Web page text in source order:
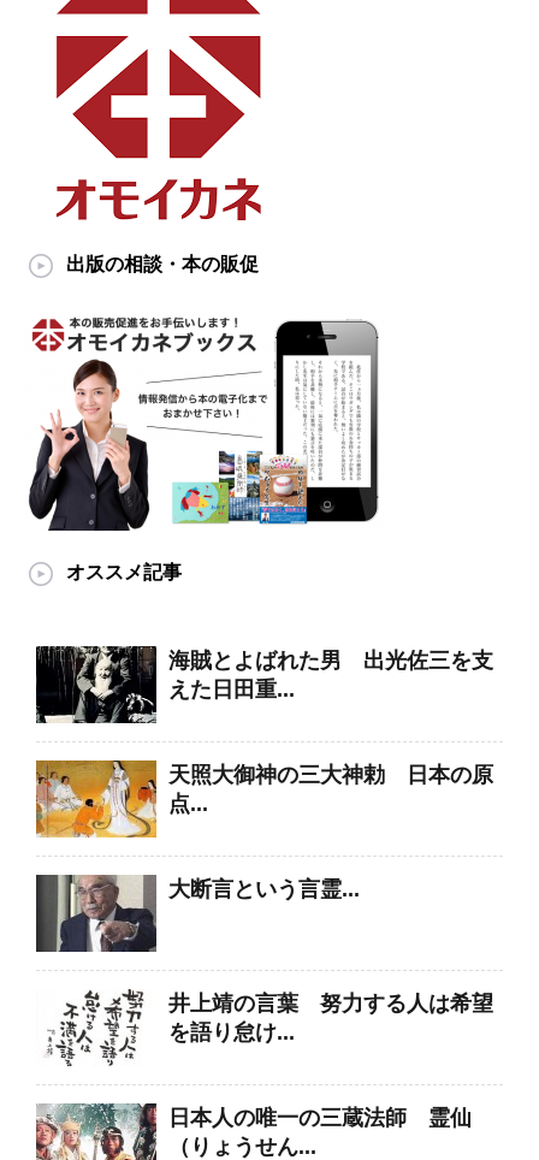
出版の相談・本の販促
オススメ記事
海賊とよばれた男 出光佐三を支
えた日田重...
天照大御神の三大神勅 日本の原
点...
大断言という言霊...
井上靖の言葉 努力する人は希望
を語り怠け...
日本人の唯一の三蔵法師 霊仙
（りょうせん...